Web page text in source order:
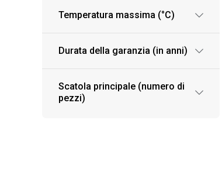
Temperatura massima (°C)
Durata della garanzia (in anni)
Scatola principale (numero di
pezzi)